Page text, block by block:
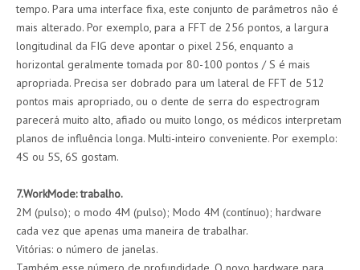
tempo. Para uma interface fixa, este conjunto de parâmetros não é
mais alterado. Por exemplo, para a FFT de 256 pontos, a largura
longitudinal da FIG deve apontar o pixel 256, enquanto a
horizontal geralmente tomada por 80-100 pontos / S é mais
apropriada. Precisa ser dobrado para um lateral de FFT de 512
pontos mais apropriado, ou o dente de serra do espectrogram
parecerá muito alto, afiado ou muito longo, os médicos interpretam
planos de influência longa. Multi-inteiro conveniente. Por exemplo:
4S ou 5S, 6S gostam.
7.WorkMode: trabalho.
2M (pulso); o modo 4M (pulso); Modo 4M (contínuo); hardware
cada vez que apenas uma maneira de trabalhar.
Vitórias: o número de janelas.